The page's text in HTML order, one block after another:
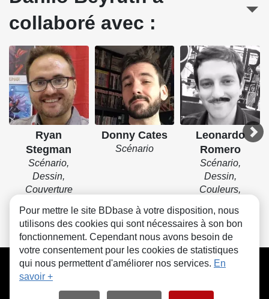
collaboré avec :
Ryan
Stegman
Scénario,
Dessin,
Couverture
Donny Cates
Scénario
Leonardo
Romero
Scénario,
Dessin,
Couleurs,
CGU FAQ Contact Cookies
Pour mettre le site BDbase à votre disposition, nous
utilisons des cookies qui sont nécessaires à son bon
fonctionnement. Cependant nous avons besoin de
votre consentement pour les cookies de statistiques
qui nous permettent d'améliorer nos services. En
savoir +